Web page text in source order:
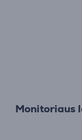
Monitoriaus